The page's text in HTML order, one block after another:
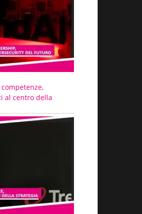
al centro della